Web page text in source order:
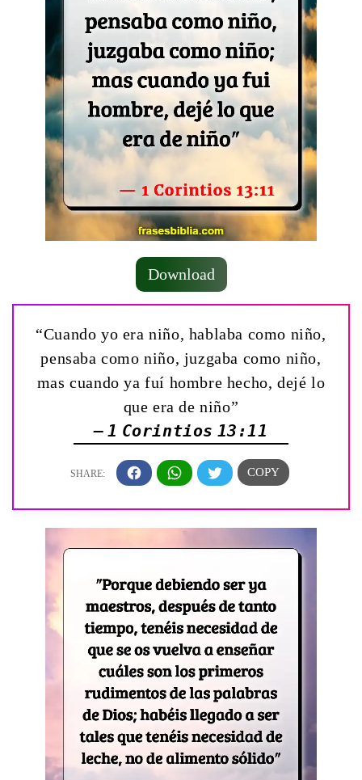
Download
“Cuando yo era niño, hablaba como niño,
pensaba como niño, juzgaba como niño,
mas cuando ya fuí hombre hecho, dejé lo
que era de niño”
— 1 Corintios 13:11